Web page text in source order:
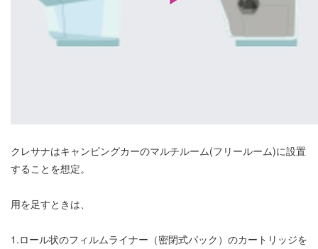
クレサナはキャンピングカーのマルチルーム(フリールーム)に設置
することを想定。
用を足すときは、
1.ロール状のフィルムライナー（密閉式パック）のカートリッジを